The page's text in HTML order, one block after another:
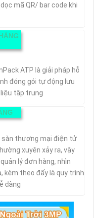
mã QR/ bar code khi
ATP là giải pháp hỗ
đóng gói tự động lưu
tập trung
sàn thương mại điện tử
xuyên xảy ra, vậy
lý đơn hàng, nhìn
kèm theo đấy là quy trình
dàng